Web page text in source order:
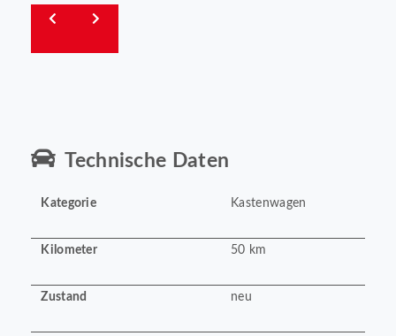
Technische Daten
Kategorie Kastenwagen
Kilometer 50 km
Zustand neu